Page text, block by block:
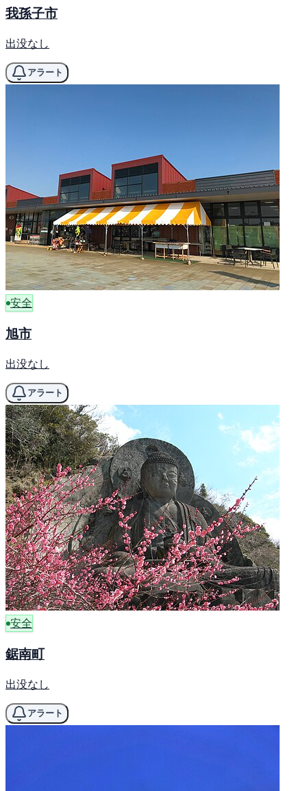
我孫子市
出没なし
アラート
安全
旭市
出没なし
アラート
安全
鋸南町
出没なし
アラート